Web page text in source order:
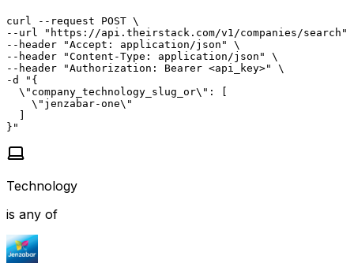
curl --request POST \
--url "https://api.theirstack.com/v1/companies/search"
--header "Accept: application/json" \
--header "Content-Type: application/json" \
--header "Authorization: Bearer <api_key>" \
-d "{
  \"company_technology_slug_or\": [
    \"jenzabar-one\"
  ]
}"
Technology
is any of